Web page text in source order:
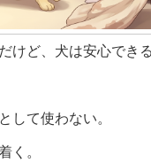
けど、犬は安心でき
して使わない。
く。